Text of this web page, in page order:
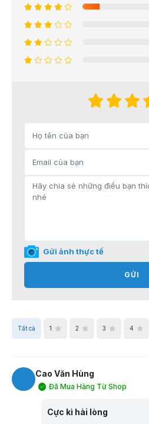
Gửi ảnh thực tế
GỬI
Tất cả 1 2 3 4
Cao Văn Hùng
Đã Mua Hàng Từ Shop
Cực kì hài lòng